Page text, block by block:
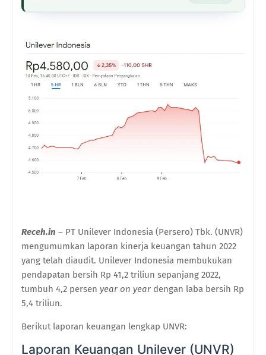
Receh.in – PT Unilever Indonesia (Persero) Tbk. (UNVR)
mengumumkan laporan kinerja keuangan tahun 2022
yang telah diaudit. Unilever Indonesia membukukan
pendapatan bersih Rp 41,2 triliun sepanjang 2022,
tumbuh 4,2 persen year on year dengan laba bersih Rp
5,4 triliun.
Berikut laporan keuangan lengkap UNVR:
Laporan Keuangan Unilever (UNVR)